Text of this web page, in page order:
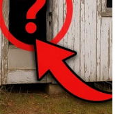
sudbina šalje ljubav,
promijeniti.
čak i astrologe,
ulaze u period kakav
kojeg će konačno